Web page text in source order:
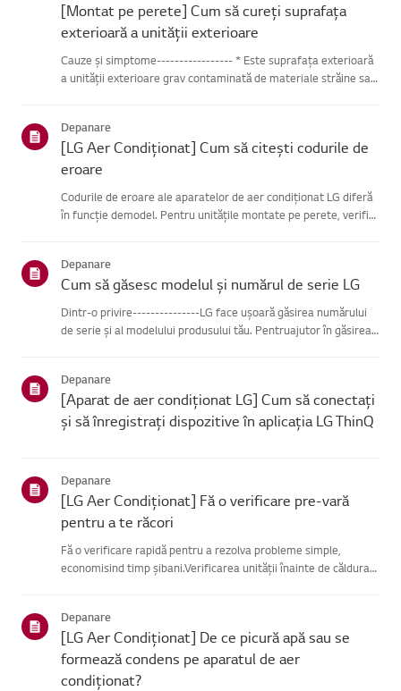
[Montat pe perete] Cum să cureți suprafața
exterioară a unității exterioare
Cauze și simptome----------------- * Este suprafața exterioară
a unității exterioare grav contaminată de materiale străine sau
Depanare
[LG Aer Condiționat] Cum să citești codurile de
eroare
Codurile de eroare ale aparatelor de aer condiționat LG diferă
în funcție demodel. Pentru unitățile montate pe perete, verifică
Depanare
Cum să găsesc modelul și numărul de serie LG
Dintr-o privire---------------LG face ușoară găsirea numărului
de serie și al modelului produsului tău. Pentruajutor în găsirea
Depanare
[Aparat de aer condiționat LG] Cum să conectați
și să înregistrați dispozitive în aplicația LG ThinQ
Depanare
[LG Aer Condiționat] Fă o verificare pre-vară
pentru a te răcori
Fă o verificare rapidă pentru a rezolva probleme simple,
economisind timp șibani.Verificarea unității înainte de căldura
Depanare
[LG Aer Condiționat] De ce picură apă sau se
formează condens pe aparatul de aer
condiționat?